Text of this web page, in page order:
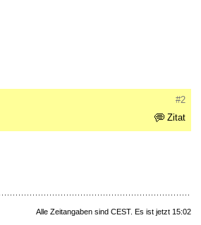
#2
Zitat
Alle Zeitangaben sind CEST. Es ist jetzt 15:02